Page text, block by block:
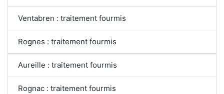
Ventabren : traitement fourmis
Rognes : traitement fourmis
Aureille : traitement fourmis
Rognac : traitement fourmis